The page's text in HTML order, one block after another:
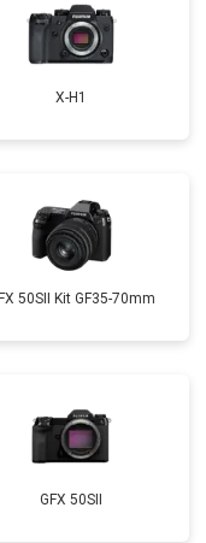
X-H1
50SII Kit GF35-70mm
GFX 50SII